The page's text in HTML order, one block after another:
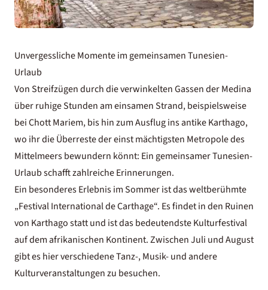
Unvergessliche Momente im gemeinsamen Tunesien-
Urlaub
Von Streifzügen durch die verwinkelten Gassen der Medina
über ruhige Stunden am einsamen Strand, beispielsweise
bei Chott Mariem, bis hin zum Ausflug ins antike Karthago,
wo ihr die Überreste der einst mächtigsten Metropole des
Mittelmeers bewundern könnt: Ein gemeinsamer Tunesien-
Urlaub schafft zahlreiche Erinnerungen.
Ein besonderes Erlebnis im Sommer ist das weltberühmte
„Festival International de Carthage“. Es findet in den Ruinen
von Karthago statt und ist das bedeutendste Kulturfestival
auf dem afrikanischen Kontinent. Zwischen Juli und August
gibt es hier verschiedene Tanz-, Musik- und andere
Kulturveranstaltungen zu besuchen.